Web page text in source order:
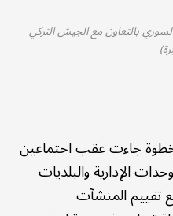
بالتعاون مع الجيش التركي
جاءت عقب اجتماعين
الإدارية والبلديات
المنشآت